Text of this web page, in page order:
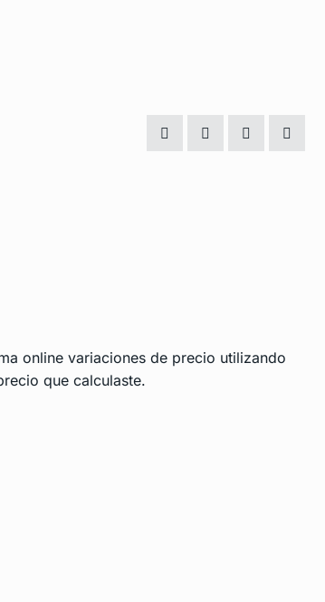
online variaciones de precio utilizando
que calculaste.